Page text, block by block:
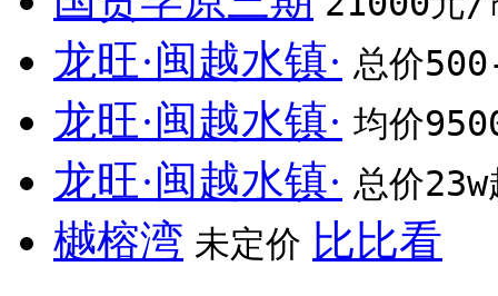
龙旺·闽越水镇· 总价
龙旺·闽越水镇· 均价
龙旺·闽越水镇· 总价
樾榕湾 未定价 比比看